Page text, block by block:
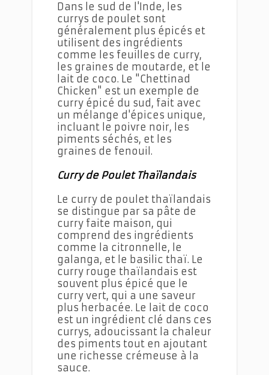
Dans le sud de l'Inde, les
currys de poulet sont
généralement plus épicés et
utilisent des ingrédients
comme les feuilles de curry,
les graines de moutarde, et le
lait de coco. Le "Chettinad
Chicken" est un exemple de
curry épicé du sud, fait avec
un mélange d'épices unique,
incluant le poivre noir, les
piments séchés, et les
graines de fenouil.
Curry de Poulet Thaïlandais
Le curry de poulet thaïlandais
se distingue par sa pâte de
curry faite maison, qui
comprend des ingrédients
comme la citronnelle, le
galanga, et le basilic thaï. Le
curry rouge thaïlandais est
souvent plus épicé que le
curry vert, qui a une saveur
plus herbacée. Le lait de coco
est un ingrédient clé dans ces
currys, adoucissant la chaleur
des piments tout en ajoutant
une richesse crémeuse à la
sauce.